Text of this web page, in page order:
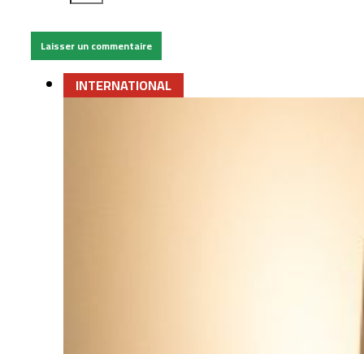
INTERNATIONAL